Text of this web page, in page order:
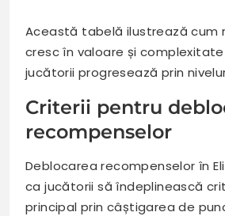
Această tabelă ilustrează cum
cresc în valoare și
jucătorii progresează prin
Criterii pentru
recompenselor
Deblocarea recompenselor în
ca jucătorii să îndeplinească
principal prin câștigarea de